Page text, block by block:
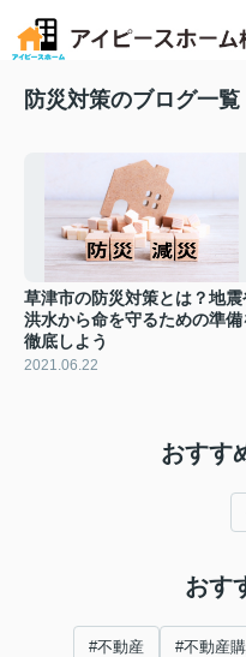
防災対策のブログ一覧
草津市の防災対策とは？地震
洪水から命を守るための準備
徹底しよう
2021.06.22
おすす
おす
#不動産 #不動産購